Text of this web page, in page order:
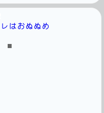
■